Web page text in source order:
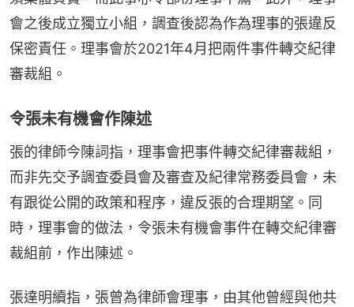
會之後成立獨立小組，調查後認為作為理事的張違反
保密責任。理事會於2021年4月把兩件事件轉交紀律
審裁組。
令張未有機會作陳述
張的律師今陳詞指，理事會把事件轉交紀律審裁組，
而非先交予調查委員會及審查及紀律常務委員會，未
有跟從公開的政策和程序，違反張的合理期望。同
時，理事會的做法，令張未有機會事件在轉交紀律審
裁組前，作出陳述。
張達明續指，張曾為律師會理事，由其他曾經與他共